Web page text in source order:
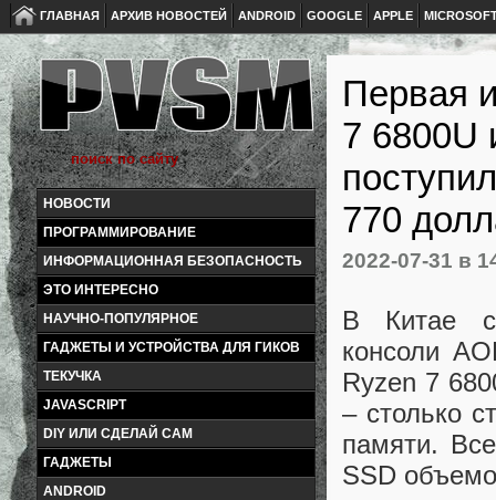
ГЛАВНАЯ АРХИВ НОВОСТЕЙ ANDROID GOOGLE APPLE
НОВОСТИ
ПРОГРАММИРОВАНИЕ
ИНФОРМАЦИОННАЯ БЕЗОПАСНОСТЬ
ЭТО ИНТЕРЕСНО
НАУЧНО-ПОПУЛЯРНОЕ
ГАДЖЕТЫ И УСТРОЙСТВА ДЛЯ ГИКОВ
ТЕКУЧКА
JAVASCRIPT
DIY ИЛИ СДЕЛАЙ САМ
ГАДЖЕТЫ
ANDROID
Первая
7 6800U
770
2022-07-31 в
В Китае
консоли
Ryzen 7
– столько
памяти.
SSD